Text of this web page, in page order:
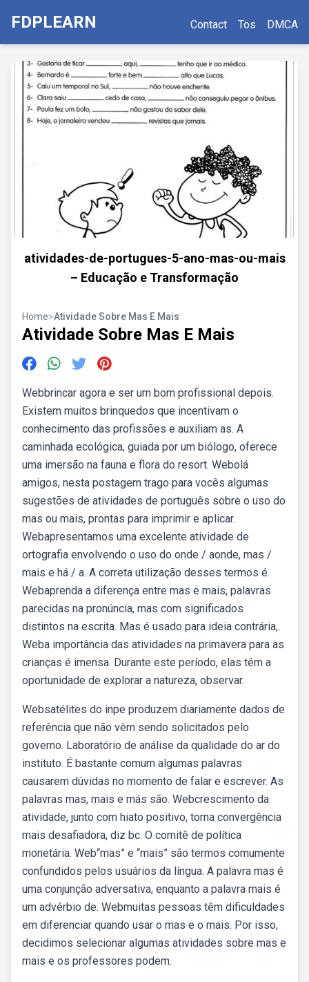
FDPLEARN Contact Tos DMCA
atividades-de-portugues-5-ano-mas-ou-mais
– Educação e Transformação
Home>Atividade Sobre Mas E Mais
Atividade Sobre Mas E Mais
Webbrincar agora e ser um bom profissional depois.
Existem muitos brinquedos que incentivam o
conhecimento das profissões e auxiliam as. A
caminhada ecológica, guiada por um biólogo, oferece
uma imersão na fauna e flora do resort. Webolá
amigos, nesta postagem trago para vocês algumas
sugestões de atividades de português sobre o uso do
mas ou mais, prontas para imprimir e aplicar.
Webapresentamos uma excelente atividade de
ortografia envolvendo o uso do onde / aonde, mas /
mais e há / a. A correta utilização desses termos é.
Webaprenda a diferença entre mas e mais, palavras
parecidas na pronúncia, mas com significados
distintos na escrita. Mas é usado para ideia contrária,.
Weba importância das atividades na primavera para as
crianças é imensa. Durante este período, elas têm a
oportunidade de explorar a natureza, observar.
Websatélites do inpe produzem diariamente dados de
referência que não vêm sendo solicitados pelo
governo. Laboratório de análise da qualidade do ar do
instituto. É bastante comum algumas palavras
causarem dúvidas no momento de falar e escrever. As
palavras mas, mais e más são. Webcrescimento da
atividade, junto com hiato positivo, torna convergência
mais desafiadora, diz bc. O comitê de política
monetária. Web“mas” e “mais” são termos comumente
confundidos pelos usuários da língua. A palavra mas é
uma conjunção adversativa, enquanto a palavra mais é
um advérbio de. Webmuitas pessoas têm dificuldades
em diferenciar quando usar o mas e o mais. Por isso,
decidimos selecionar algumas atividades sobre mas e
mais e os professores podem.